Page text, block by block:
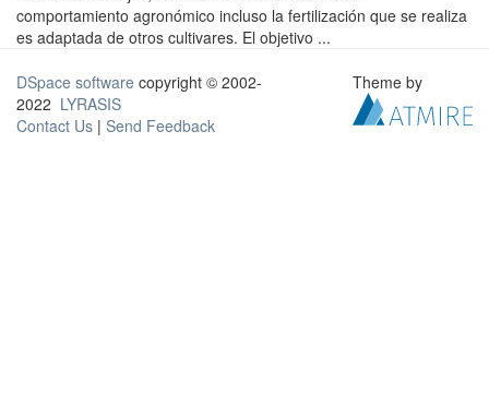
comportamiento agronómico incluso la fertilización que se realiza
es adaptada de otros cultivares. El objetivo ...
DSpace software copyright © 2002-
2022 LYRASIS
Contact Us | Send Feedback
Theme by